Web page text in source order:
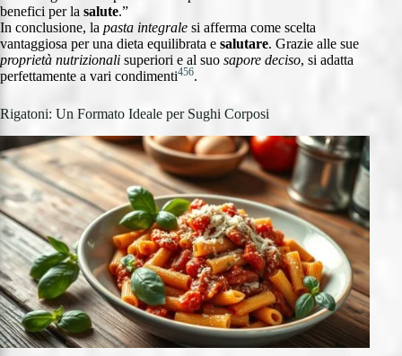
benefici per la salute.”
In conclusione, la pasta integrale si afferma come scelta
vantaggiosa per una dieta equilibrata e salutare. Grazie alle sue
proprietà nutrizionali superiori e al suo sapore deciso, si adatta
perfettamente a vari condimenti456.
Rigatoni: Un Formato Ideale per Sughi Corposi